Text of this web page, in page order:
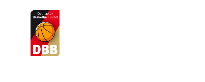
Suchvorschläge